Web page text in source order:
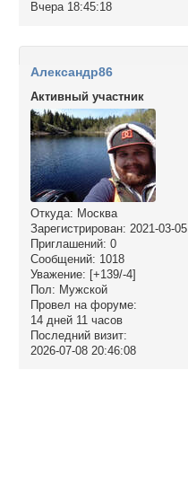
Вчера 18:45:18
Александр86
Активный участник
Откуда: Москва
Зарегистрирован: 2021-03-05
Приглашений: 0
Сообщений: 1018
Уважение: [+139/-4]
Пол: Мужской
Провел на форуме:
14 дней 11 часов
Последний визит:
2026-07-08 20:46:08